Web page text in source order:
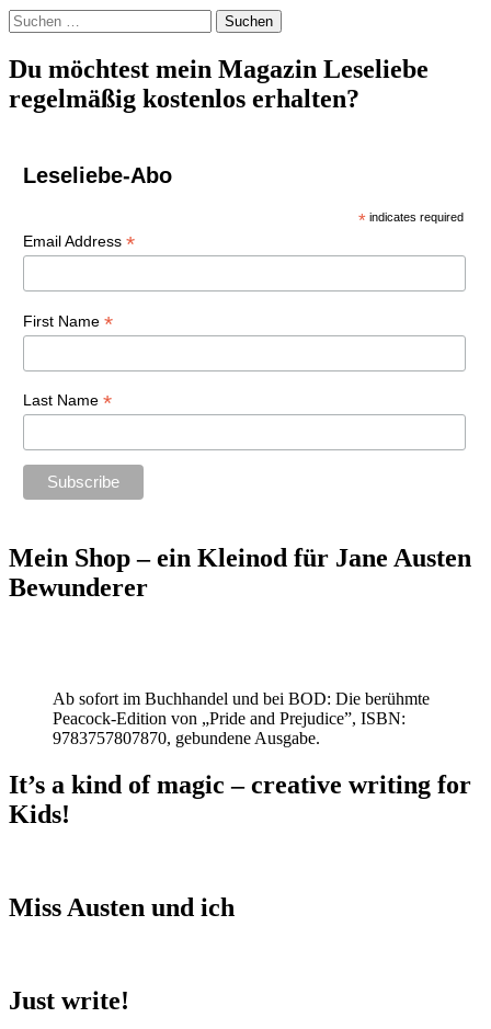
Suchen
nach:
Du möchtest mein Magazin Leseliebe
regelmäßig kostenlos erhalten?
Leseliebe-Abo
* indicates required
Email Address *
First Name *
Last Name *
Mein Shop – ein Kleinod für Jane Austen
Bewunderer
Ab sofort im Buchhandel und bei BOD: Die berühmte
Peacock-Edition von „Pride and Prejudice”, ISBN:
9783757807870, gebundene Ausgabe.
It’s a kind of magic – creative writing for
Kids!
Miss Austen und ich
Just write!